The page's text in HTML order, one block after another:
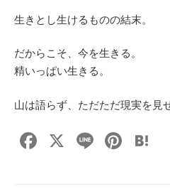
生きとし生けるものの結末。
だからこそ、今を生きる。
精いっぱい生きる。
山は語らず、ただただ現実を見
F
X
Li
Pi